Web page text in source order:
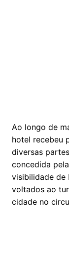
Ao longo de
hotel recebeu
diversas
concedida
visibilidade de
voltados ao
cidade no